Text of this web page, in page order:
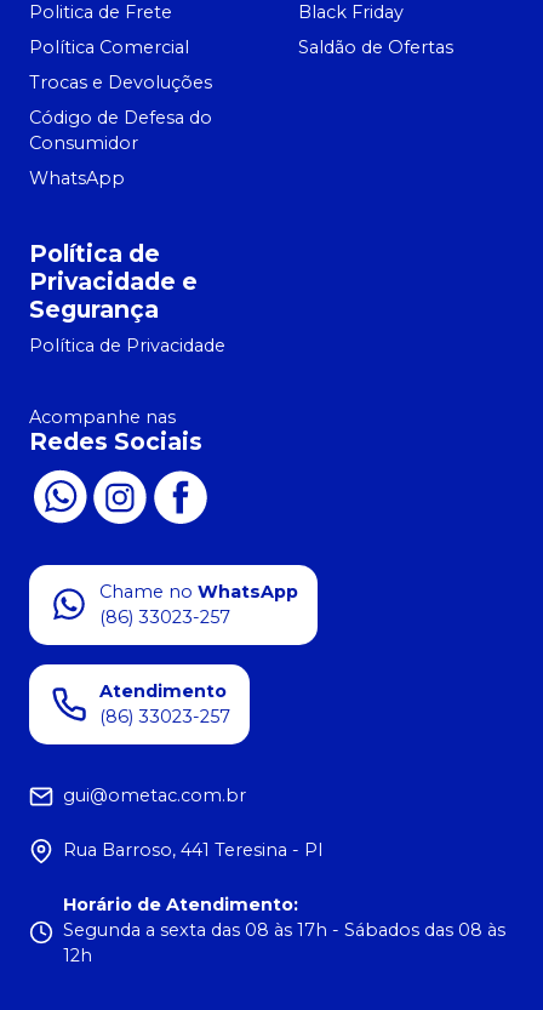
Politica de Frete
Política Comercial
Trocas e Devoluções
Código de Defesa do
Consumidor
WhatsApp
Black Friday
Saldão de Ofertas
Política de
Privacidade e
Segurança
Política de Privacidade
Acompanhe nas
Redes Sociais
Chame no WhatsApp
(86) 33023-257
Atendimento
(86) 33023-257
gui@ometac.com.br
Rua Barroso, 441 Teresina - PI
Horário de Atendimento:
Segunda a sexta das 08 às 17h - Sábados das 08 às
12h